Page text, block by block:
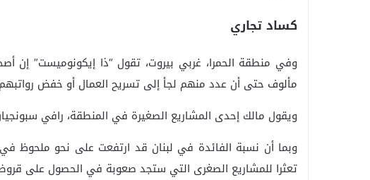
كساد تجاري
وفي منطقة الحمرا، غربي بيروت، تقول “ذا إيكونوميست” إن
مألوف حتى أن عدد منهم لجأ إلى تسريح العمال أو خفض
ويقول مالك إحدى المشاريع الصغيرة في المنطقة، رافي
وبما أن نسبة الفائدة في لبنان قد ارتفعت على نحو ملحوظ
تعثرا للمشاريع الصغرى التي ستجد صعوبة في الحصول على